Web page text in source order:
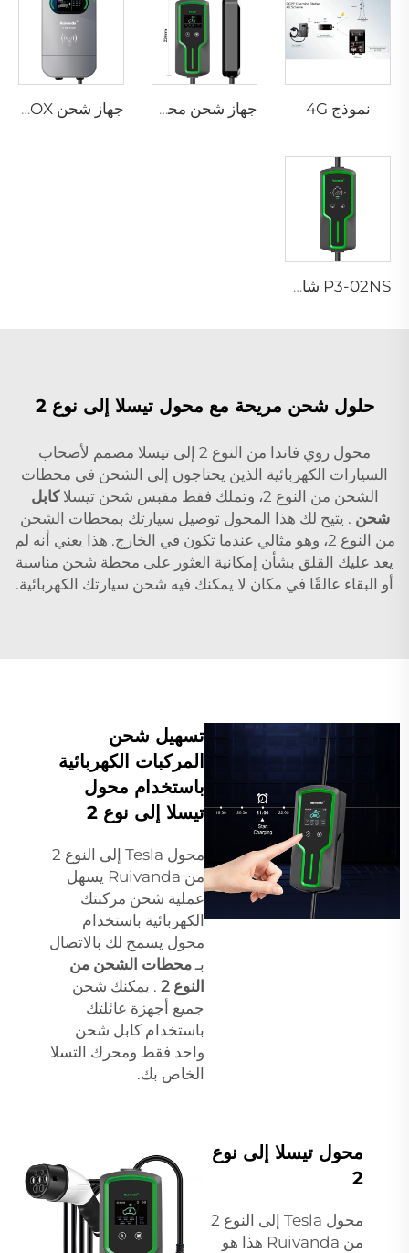
نموذج 4G جهاز شحن محمول P3-02 لمركبات EV جهاز شحن PEV-02 AC EV WALLBOX
P3-02NS شاحن محمول لسيارات EV
حلول شحن مريحة مع محول تيسلا إلى نوع 2
محول روي فاندا من النوع 2 إلى تيسلا مصمم لأصحاب
السيارات الكهربائية الذين يحتاجون إلى الشحن في محطات
الشحن من النوع 2، وتملك فقط مقبس شحن تيسلا
كابل
شحن . يتيح لك هذا المحول توصيل سيارتك بمحطات الشحن
من النوع 2، وهو مثالي عندما تكون في الخارج. هذا يعني أنه لم
يعد عليك القلق بشأن إمكانية العثور على محطة شحن مناسبة
أو البقاء عالقًا في مكان لا يمكنك فيه شحن سيارتك الكهربائية.
تسهيل شحن
المركبات الكهربائية
باستخدام محول
تيسلا إلى نوع 2
محول Tesla إلى النوع 2
من Ruivanda يسهل
عملية شحن مركبتك
الكهربائية باستخدام
محول يسمح لك بالاتصال
بـ محطات الشحن من
النوع 2
. يمكنك شحن
جميع أجهزة عائلتك
باستخدام كابل شحن
واحد فقط ومحرك التسلا
الخاص بك.
محول تيسلا إلى نوع
2
محول Tesla إلى النوع 2
من Ruivanda هذا هو